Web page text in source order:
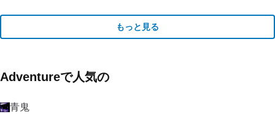
もっと見る
Adventureで人気の
青鬼